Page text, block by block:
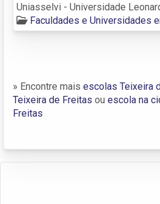
Uniasselvi - Universidade
Faculdades e Universidades
» Encontre mais escolas Teixeira
Teixeira de Freitas ou escola na
Freitas